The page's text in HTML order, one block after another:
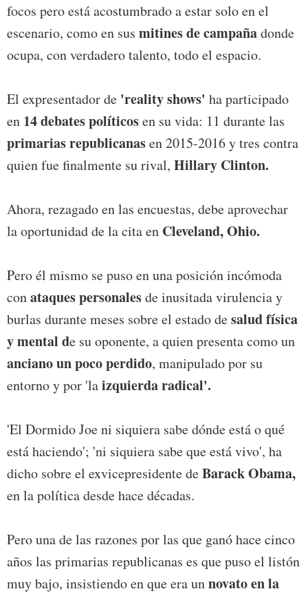
focos pero está acostumbrado a estar solo en el
escenario, como en sus mitines de campañadonde
ocupa, con verdadero talento, todo el espacio.
El expresentador de 'reality shows' ha participado
en 14 debates políticosen su vida: 11 durante las
primarias republicanasen 2015-2016 y tres contra
quien fue finalmente su rival, Hillary Clinton.
Ahora, rezagado en las encuestas, debe aprovechar
la oportunidad de la cita en Cleveland, Ohio.
Pero él mismo se puso en una posición incómoda
conataques personalesde inusitada virulencia y
burlas durante meses sobre el estado desalud física
y mental de su oponente, a quien presenta como un
anciano un poco perdido, manipulado por su
entorno y por 'laizquierda radical'.
'El Dormido Joe ni siquiera sabe dónde está o qué
está haciendo'; 'ni siquiera sabe que está vivo', ha
dicho sobre el exvicepresidente deBarack Obama,
en la política desde hace décadas.
Pero una de las razones por las que ganó hace cinco
años las primarias republicanas es que puso el listón
muy bajo, insistiendo en que era unnovato en la